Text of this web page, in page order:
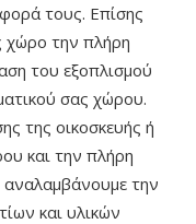
τους. Επίσης
χώρο την πλήρη
του εξοπλισμού
σας χώρου.
της οικοσκευής ή
και την πλήρη
την
και υλικών